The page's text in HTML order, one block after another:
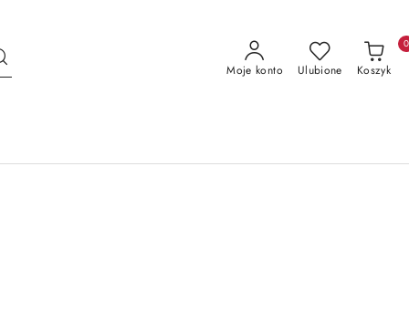
Moje konto Ulubione Koszyk
0